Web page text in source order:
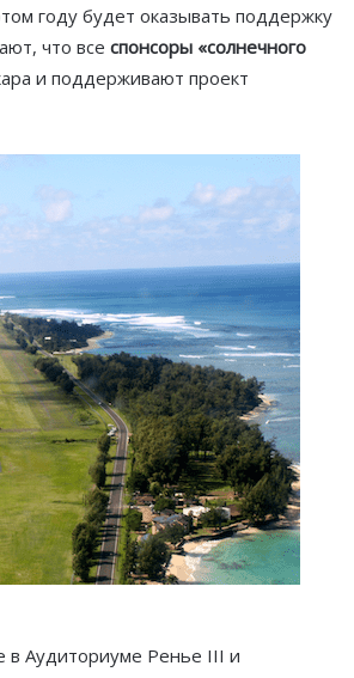
году будет оказывать поддержку
что все спонсоры «солнечного
и поддерживают проект
в Аудиториуме Ренье III и
Князь Альбер II и Принцесса
Шарлен посетили 77-й Бал
Красного Креста Монако